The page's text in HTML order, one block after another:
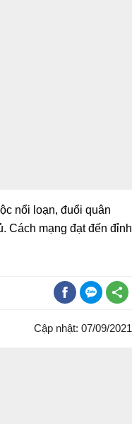
nổi loạn, đuổi quân
Cách mạng đạt đến đỉnh
Cập nhật: 07/09/2021